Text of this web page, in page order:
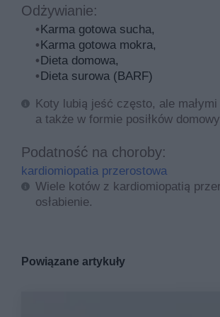
Kot rasy ragdoll - charakter
Charakterystyka tego kota zgadza
swego opiekuna. Ponadto są to
odsuwają się i nie atakują.
Ragdoll bardzo przywiązuje się do
towarzyskie, które zaakceptują inne
Nie lubią jednak, aby inne koty czy
Jest to kot spokojny, nawet
sobie samotność i spokój, ale lubi
Odżywianie:
Karma gotowa sucha,
Karma gotowa mokra,
Dieta domowa,
Dieta surowa (BARF)
Koty lubią jeść często, ale
a także w formie posiłków
Podatność na choroby:
kardiomiopatia przerostowa
Wiele kotów z kardiomiopatią
osłabienie.
Powiązane artykuły